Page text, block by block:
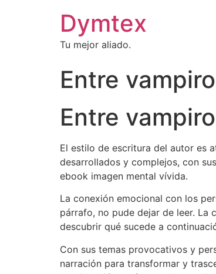
Dymtex
Tu mejor aliado.
Entre
Entre
El estilo de escritura del autor es
desarrollados y complejos, con
ebook imagen mental vívida.
La conexión emocional con los
párrafo, no pude dejar de leer. La
descubrir qué sucede a
Con sus temas provocativos y
narración para transformar y